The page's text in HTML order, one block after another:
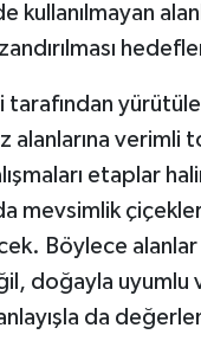
kullanılmayan
alanlarına verimli
etaplar
mevsimlik
Böylece alanlar
doğayla uyumlu
da